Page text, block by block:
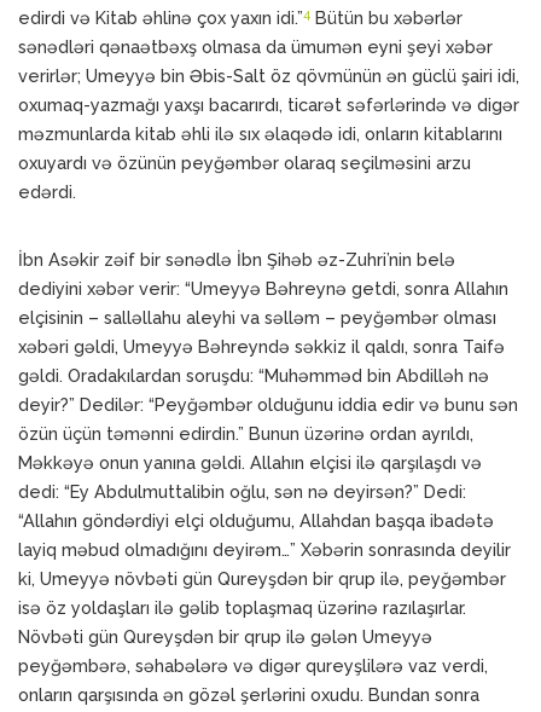
edirdi və Kitab əhlinə çox yaxın idi.”4 Bütün bu xəbərlər
sənədləri qənaətbəxş olmasa da ümumən eyni şeyi xəbər
verirlər; Umeyyə bin Əbis-Salt öz qövmünün ən güclü şairi idi,
oxumaq-yazmağı yaxşı bacarırdı, ticarət səfərlərində və digər
məzmunlarda kitab əhli ilə sıx əlaqədə idi, onların kitablarını
oxuyardı və özünün peyğəmbər olaraq seçilməsini arzu
edərdi.
İbn Asəkir zəif bir sənədlə İbn Şihəb əz-Zuhri’nin belə
dediyini xəbər verir: “Umeyyə Bəhreynə getdi, sonra Allahın
elçisinin – salləllahu aleyhi va səlləm – peyğəmbər olması
xəbəri gəldi, Umeyyə Bəhreyndə səkkiz il qaldı, sonra Taifə
gəldi. Oradakılardan soruşdu: “Muhəmməd bin Abdilləh nə
deyir?” Dedilər: “Peyğəmbər olduğunu iddia edir və bunu sən
özün üçün təmənni edirdin.” Bunun üzərinə ordan ayrıldı,
Məkkəyə onun yanına gəldi. Allahın elçisi ilə qarşılaşdı və
dedi: “Ey Abdulmuttalibin oğlu, sən nə deyirsən?” Dedi:
“Allahın göndərdiyi elçi olduğumu, Allahdan başqa ibadətə
layiq məbud olmadığını deyirəm…” Xəbərin sonrasında deyilir
ki, Umeyyə növbəti gün Qureyşdən bir qrup ilə, peyğəmbər
isə öz yoldaşları ilə gəlib toplaşmaq üzərinə razılaşırlar.
Növbəti gün Qureyşdən bir qrup ilə gələn Umeyyə
peyğəmbərə, səhabələrə və digər qureyşlilərə vaz verdi,
onların qarşısında ən gözəl şerlərini oxudu. Bundan sonra